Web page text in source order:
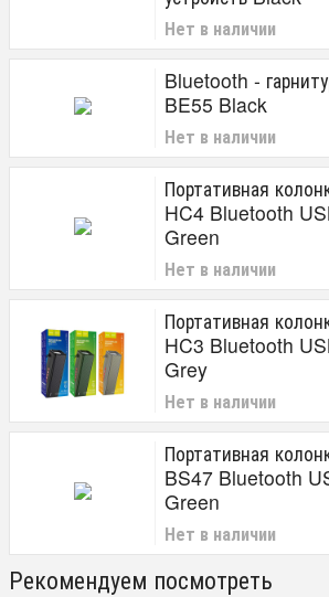
Нет в наличии
Bluetooth -
BE55 Black
Нет в наличии
Портативная
HC4 Bluetooth
Green
Нет в наличии
Портативная
HC3 Bluetooth
Grey
Нет в наличии
Портативная
BS47 Bluetooth
Green
Нет в наличии
Рекомендуем посмотреть